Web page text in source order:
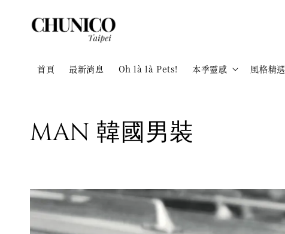
首頁 最新消息 Oh là là Pets! 本季靈感 風格精選
MAN 韓國男裝